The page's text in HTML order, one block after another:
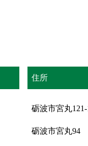
住所
砺波市宮丸121-
砺波市宮丸94